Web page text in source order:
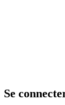
Se